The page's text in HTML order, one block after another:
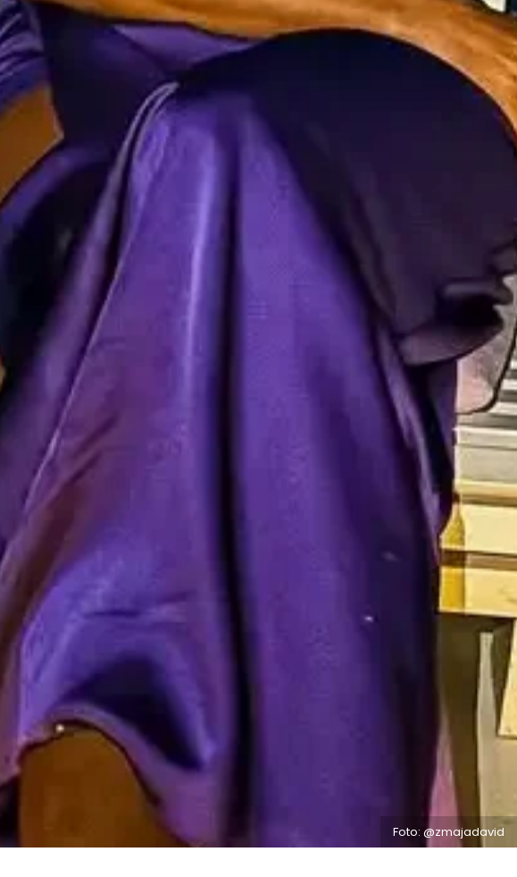
Foto: @zmajadavid